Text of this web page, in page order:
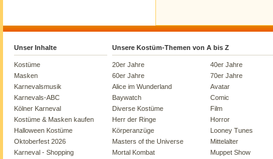
Unser Inhalte
Kostüme
Masken
Karnevalsmusik
Karnevals-ABC
Kölner Karneval
Kostüme & Masken kaufen
Halloween Kostüme
Oktoberfest 2026
Karneval - Shopping
Unsere Kostüm-Themen von A bis Z
20er Jahre
40er Jahre
60er Jahre
70er Jahre
Alice im Wunderland
Avatar
Baywatch
Comic
Diverse Kostüme
Film
Herr der Ringe
Horror
Körperanzüge
Looney Tunes
Masters of the Universe
Mittelalter
Mortal Kombat
Muppet Show